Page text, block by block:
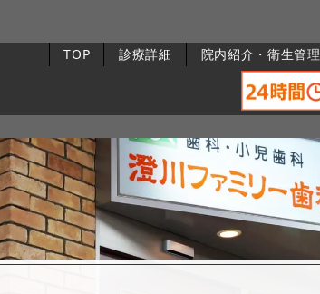
TOP 診療詳細 院内紹介・衛生管理